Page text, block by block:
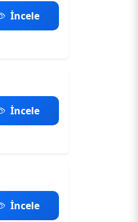
İncele
İncele
İncele